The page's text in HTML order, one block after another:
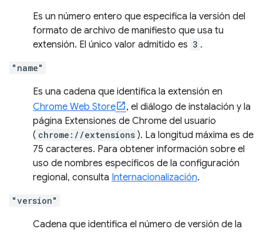
Es un número entero que especifica la versión del
formato de archivo de manifiesto que usa tu
extensión. El único valor admitido es 3 .
"name"
Es una cadena que identifica la extensión en
Chrome Web Store
, el diálogo de instalación y la
página Extensiones de Chrome del usuario
( chrome://extensions ). La longitud máxima es de
75 caracteres. Para obtener información sobre el
uso de nombres específicos de la configuración
regional, consulta Internacionalización.
"version"
Cadena que identifica el número de versión de la